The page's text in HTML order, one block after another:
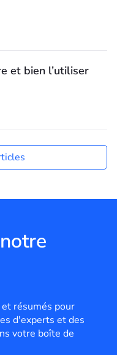
et bien l’utiliser
résumés pour
d'experts et des
votre boîte de